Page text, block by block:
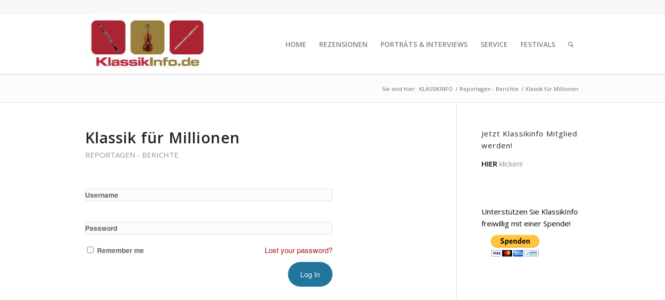
HOME REZENSIONEN PORTRÄTS & INTERVIEWS SERVICE FESTIVALS
Sie sind hier: KLASSIKINFO / Reportagen - Berichte / Klassik für Millionen
Klassik für Millionen
REPORTAGEN - BERICHTE
Username
Password
Remember me Lost your password?
Jetzt Klassikinfo Mitglied
werden!
HIER klicken!
Unterstützen Sie KlassikInfo
freiwillig mit einer Spende!